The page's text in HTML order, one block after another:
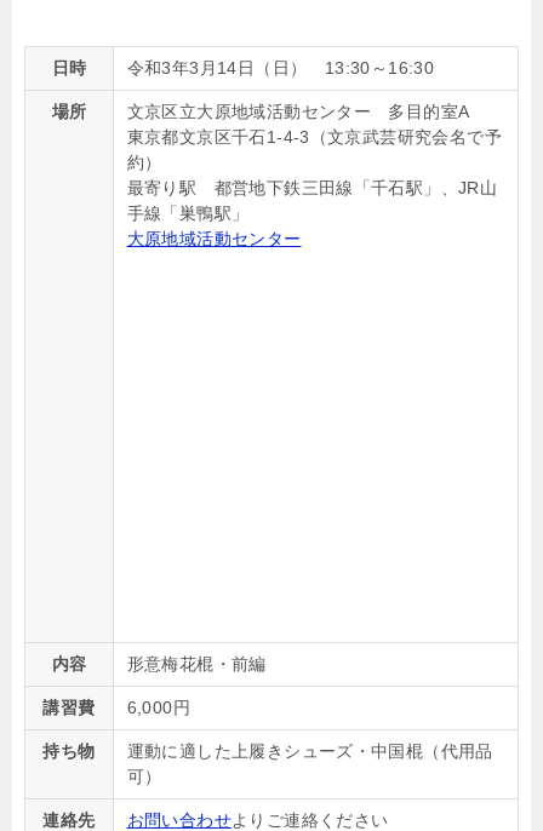
日時 令和3年3月14日（日） 13:30 ～ 16:30
場所
文京区立大原地域活動センター 多目的室A
東京都文京区千石1-4-3（文京武芸研究会名で予
約）
最寄り駅 都営地下鉄三田線「千石駅」、JR山
手線「巣鴨駅」
大原地域活動センター
内容 形意梅花棍・前編
講習費 6,000円
持ち物
運動に適した上履きシューズ・中国棍（代用品
可）
連絡先 お問い合わせよりご連絡ください